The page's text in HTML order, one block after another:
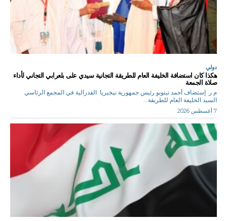
دولي
هكذا كان استضافة الخليفة العام للطريقة التجانية سيدي على بلعرابي التجاني لأداء
صلاة الجمعة
م.ر إستضاف أحمد تينوبو رئيس جمهورية نيجيريا الفدرالية في المجمع الرئاسي
السيد الخليفة العام للطريقة...
7 أغسطس 2026